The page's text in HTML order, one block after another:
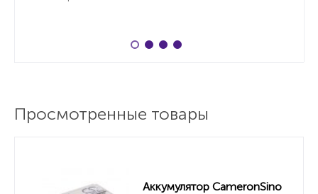
Просмотренные товары
Аккумулятор CameronSino